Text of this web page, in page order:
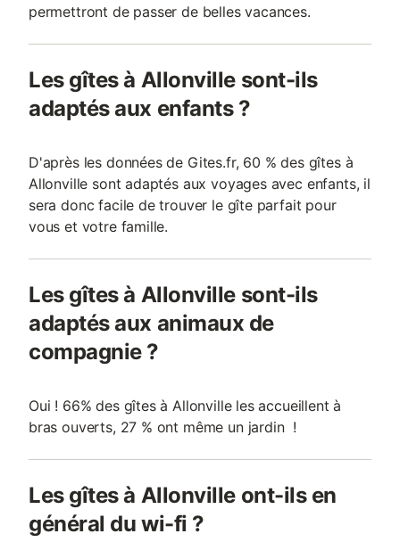
permettront de passer de belles vacances.
Les gîtes à Allonville sont-ils
adaptés aux enfants ?
D'après les données de Gites.fr, 60 % des gîtes à
Allonville sont adaptés aux voyages avec enfants, il
sera donc facile de trouver le gîte parfait pour
vous et votre famille.
Les gîtes à Allonville sont-ils
adaptés aux animaux de
compagnie ?
Oui ! 66% des gîtes à Allonville les accueillent à
bras ouverts, 27 % ont même un jardin !
Les gîtes à Allonville ont-ils en
général du wi-fi ?